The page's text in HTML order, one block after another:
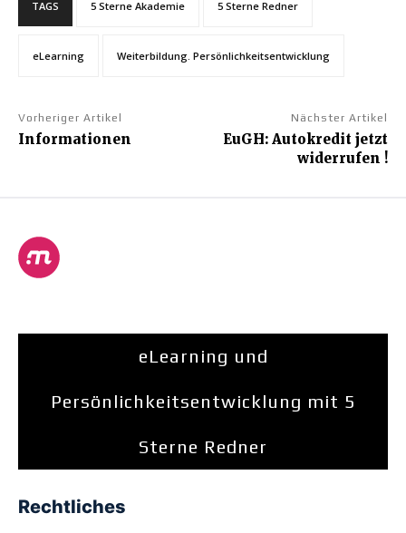
TAGS 5 Sterne Akademie 5 Sterne Redner
eLearning Weiterbildung. Persönlichkeitsentwicklung
Vorheriger Artikel
Informationen
Nächster Artikel
EuGH: Autokredit jetzt
widerrufen !
eLearning und
Persönlichkeitsentwicklung mit 5
Sterne Redner
Rechtliches